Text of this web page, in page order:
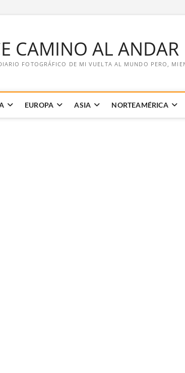
CAMINO AL ANDAR
FOTOGRÁFICO DE MI VUELTA AL MUNDO PERO,
EUROPA ASIA NORTEAMÉRICA